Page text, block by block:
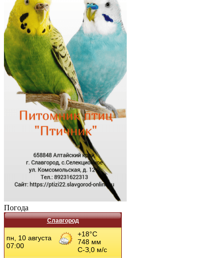
Погода
Славгород